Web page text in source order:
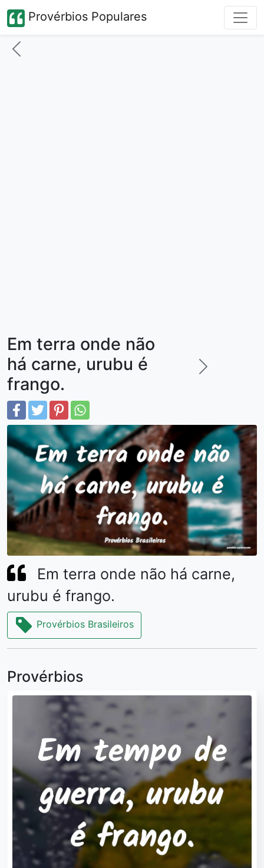
Provérbios Populares
Em terra onde não
há carne, urubu é
frango.
Em terra onde não há carne,
urubu é frango.
Provérbios Brasileiros
Provérbios